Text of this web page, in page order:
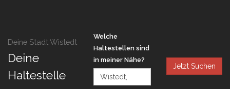
Deine Stadt Wistedt
Deine
Haltestelle
Welche
Haltestellen sind
in meiner Nähe?
Jetzt Suchen